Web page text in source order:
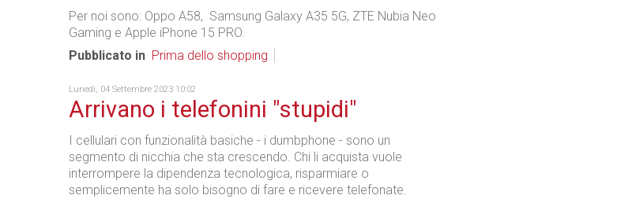
Per noi sono: Oppo A58, Samsung Galaxy A35 5G, ZTE Nubia Neo
Gaming e Apple iPhone 15 PRO.
Pubblicato in Prima dello shopping
Lunedì, 04 Settembre 2023 10:02
Arrivano i telefonini "stupidi"
I cellulari con funzionalità basiche - i dumbphone - sono un
segmento di nicchia che sta crescendo. Chi li acquista vuole
interrompere la dipendenza tecnologica, risparmiare o
semplicemente ha solo bisogno di fare e ricevere telefonate.